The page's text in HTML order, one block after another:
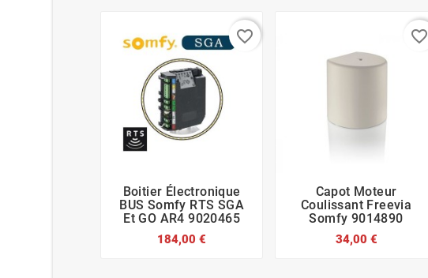
   
Boitier Électronique
BUS Somfy RTS SGA
Et GO AR4 9020465
184,00 €
favorite_border
   
Capot Moteur
Coulissant Freevia
Somfy 9014890
34,00 €
favorite_border